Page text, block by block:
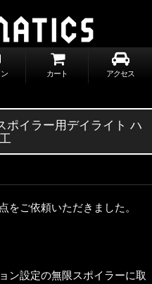
カート アクセス
イラー用デイライト ハ
ご依頼いただきました。
ン設定の無限スポイラーに取